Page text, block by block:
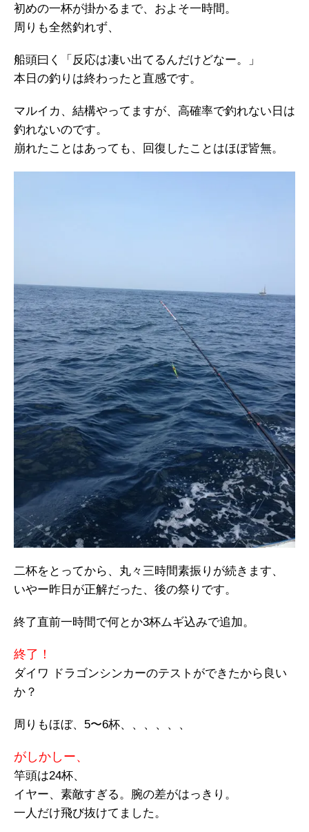
初めの一杯が掛かるまで、およそ一時間。
周りも全然釣れず、
船頭曰く「反応は凄い出てるんだけどなー。」
本日の釣りは終わったと直感です。
マルイカ、結構やってますが、高確率で釣れない日は
釣れないのです。
崩れたことはあっても、回復したことはほぼ皆無。
二杯をとってから、丸々三時間素振りが続きます、
いやー昨日が正解だった、後の祭りです。
終了直前一時間で何とか3杯ムギ込みで追加。
終了！
ダイワ ドラゴンシンカーのテストができたから良い
か？
周りもほぼ、5〜6杯、、、、、、
がしかしー、
竿頭は24杯、
イヤー、素敵すぎる。腕の差がはっきり。
一人だけ飛び抜けてました。